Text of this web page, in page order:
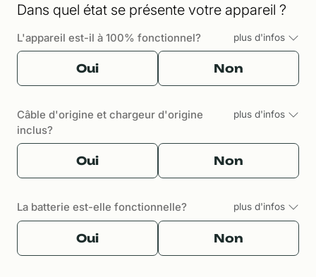
Dans quel état se présente votre appareil ?
L'appareil est-il à 100% fonctionnel? plus d'infos
Oui Non
Câble d'origine et chargeur d'origine
inclus?
plus d'infos
Oui Non
La batterie est-elle fonctionnelle? plus d'infos
Oui Non